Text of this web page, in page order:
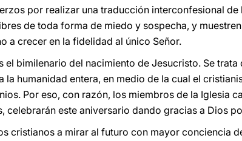
por realizar una traducción interconfesional de
de toda forma de miedo y sospecha, y
a crecer en la fidelidad al único Señor.
el bimilenario del nacimiento de Jesucristo. Se
humanidad entera, en medio de la cual el
Por eso, con razón, los miembros de la Iglesia
celebrarán este aniversario dando gracias a Dios
cristianos a mirar al futuro con mayor conciencia